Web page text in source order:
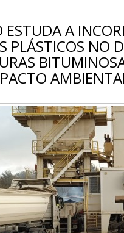
ESTUDA A
PLÁSTICOS NO